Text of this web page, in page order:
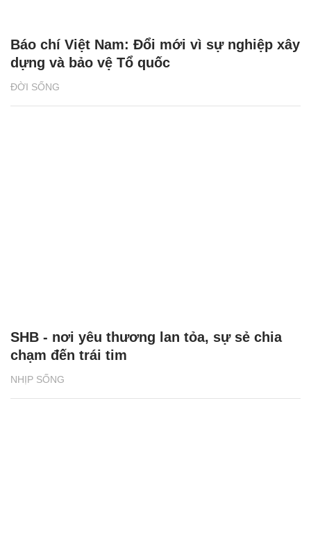
ĐỜI SỐNG
Báo chí Việt Nam: Đổi mới vì sự nghiệp xây
dựng và bảo vệ Tổ quốc
NHỊP SỐNG
SHB - nơi yêu thương lan tỏa, sự sẻ chia
chạm đến trái tim